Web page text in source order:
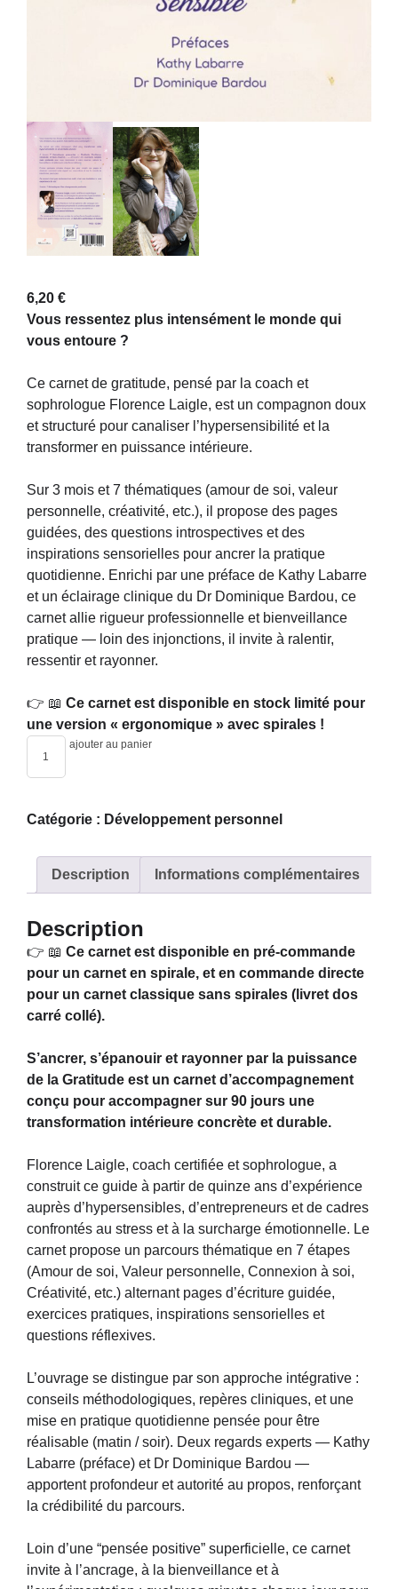
6,20 €
Vous ressentez plus intensément le monde qui
vous entoure ?
Ce carnet de gratitude, pensé par la coach et
sophrologue Florence Laigle, est un compagnon doux
et structuré pour canaliser l’hypersensibilité et la
transformer en puissance intérieure.
Sur 3 mois et 7 thématiques (amour de soi, valeur
personnelle, créativité, etc.), il propose des pages
guidées, des questions introspectives et des
inspirations sensorielles pour ancrer la pratique
quotidienne. Enrichi par une préface de Kathy Labarre
et un éclairage clinique du Dr Dominique Bardou, ce
carnet allie rigueur professionnelle et bienveillance
pratique — loin des injonctions, il invite à ralentir,
ressentir et rayonner.
👉 📖 Ce carnet est disponible en stock limité pour
une version « ergonomique » avec spirales !
ajouter au panier
Catégorie : Développement personnel
Description Informations complémentaires
Description
👉 📖 Ce carnet est disponible en pré-commande
pour un carnet en spirale, et en commande directe
pour un carnet classique sans spirales (livret dos
carré collé).
S’ancrer, s’épanouir et rayonner par la puissance
de la Gratitude est un carnet d’accompagnement
conçu pour accompagner sur 90 jours une
transformation intérieure concrète et durable.
Florence Laigle, coach certifiée et sophrologue, a
construit ce guide à partir de quinze ans d’expérience
auprès d’hypersensibles, d’entrepreneurs et de cadres
confrontés au stress et à la surcharge émotionnelle. Le
carnet propose un parcours thématique en 7 étapes
(Amour de soi, Valeur personnelle, Connexion à soi,
Créativité, etc.) alternant pages d’écriture guidée,
exercices pratiques, inspirations sensorielles et
questions réflexives.
L’ouvrage se distingue par son approche intégrative :
conseils méthodologiques, repères cliniques, et une
mise en pratique quotidienne pensée pour être
réalisable (matin / soir). Deux regards experts — Kathy
Labarre (préface) et Dr Dominique Bardou —
apportent profondeur et autorité au propos, renforçant
la crédibilité du parcours.
Loin d’une “pensée positive” superficielle, ce carnet
invite à l’ancrage, à la bienveillance et à